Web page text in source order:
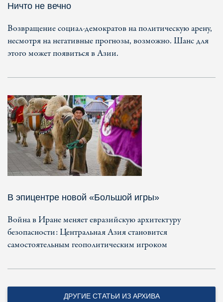
Ничто не вечно
Возвращение социал-демократов на политическую арену,
несмотря на негативные прогнозы, возможно. Шанс для
этого может появиться в Азии.
В эпицентре новой «Большой игры»
Война в Иране меняет евразийскую архитектуру
безопасности: Центральная Азия становится
самостоятельным геополитическим игроком
ДРУГИЕ СТАТЬИ ИЗ АРХИВА